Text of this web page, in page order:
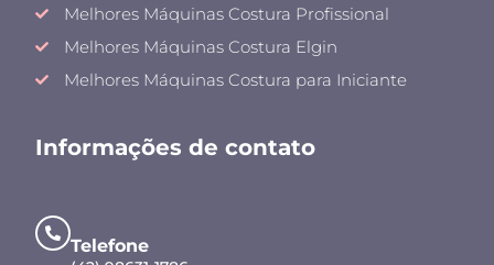
Melhores Máquinas Costura Profissional
Melhores Máquinas Costura Elgin
Melhores Máquinas Costura para Iniciante
Informações de contato
Telefone